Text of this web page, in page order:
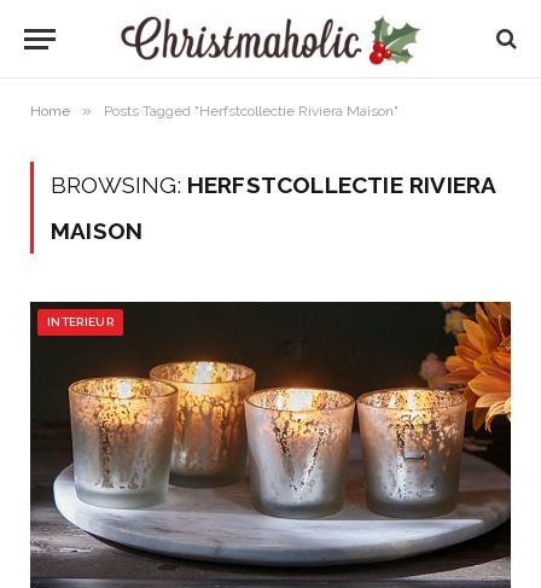
Home » Posts Tagged "Herfstcollectie Riviera Maison"
BROWSING: HERFSTCOLLECTIE RIVIERA
MAISON
INTERIEUR